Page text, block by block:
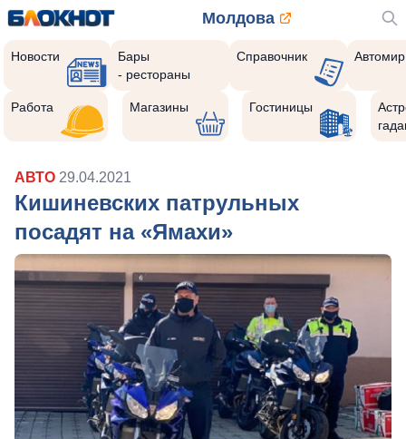
Молдова
Новости
Бары
- рестораны
Справочник Автомир
Работа Магазины Гостиницы
АВТО 29.04.2021
Кишиневских патрульных
посадят на «Ямахи»